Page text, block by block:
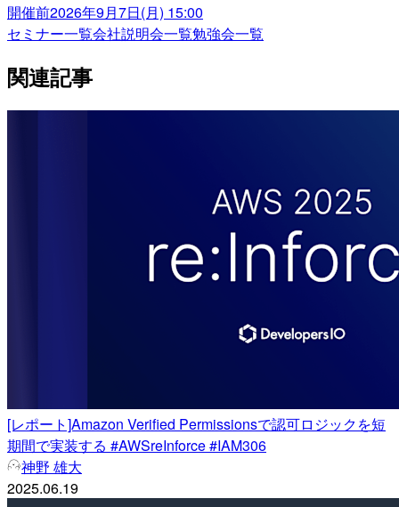
開催前2026年9月7日(月) 15:00
セミナー一覧会社説明会一覧勉強会一覧
関連記事
[レポート]Amazon Verified Permissionsで認可ロジックを短
期間で実装する #AWSreInforce #IAM306
神野 雄大
2025.06.19